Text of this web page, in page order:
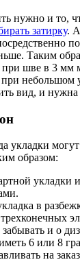
нужно и то,
затирку.
Таким
шве в 3 мм
при небольшом
вид, и нужна
укладки
образом:
укладки
в
и о
6 или 8
на